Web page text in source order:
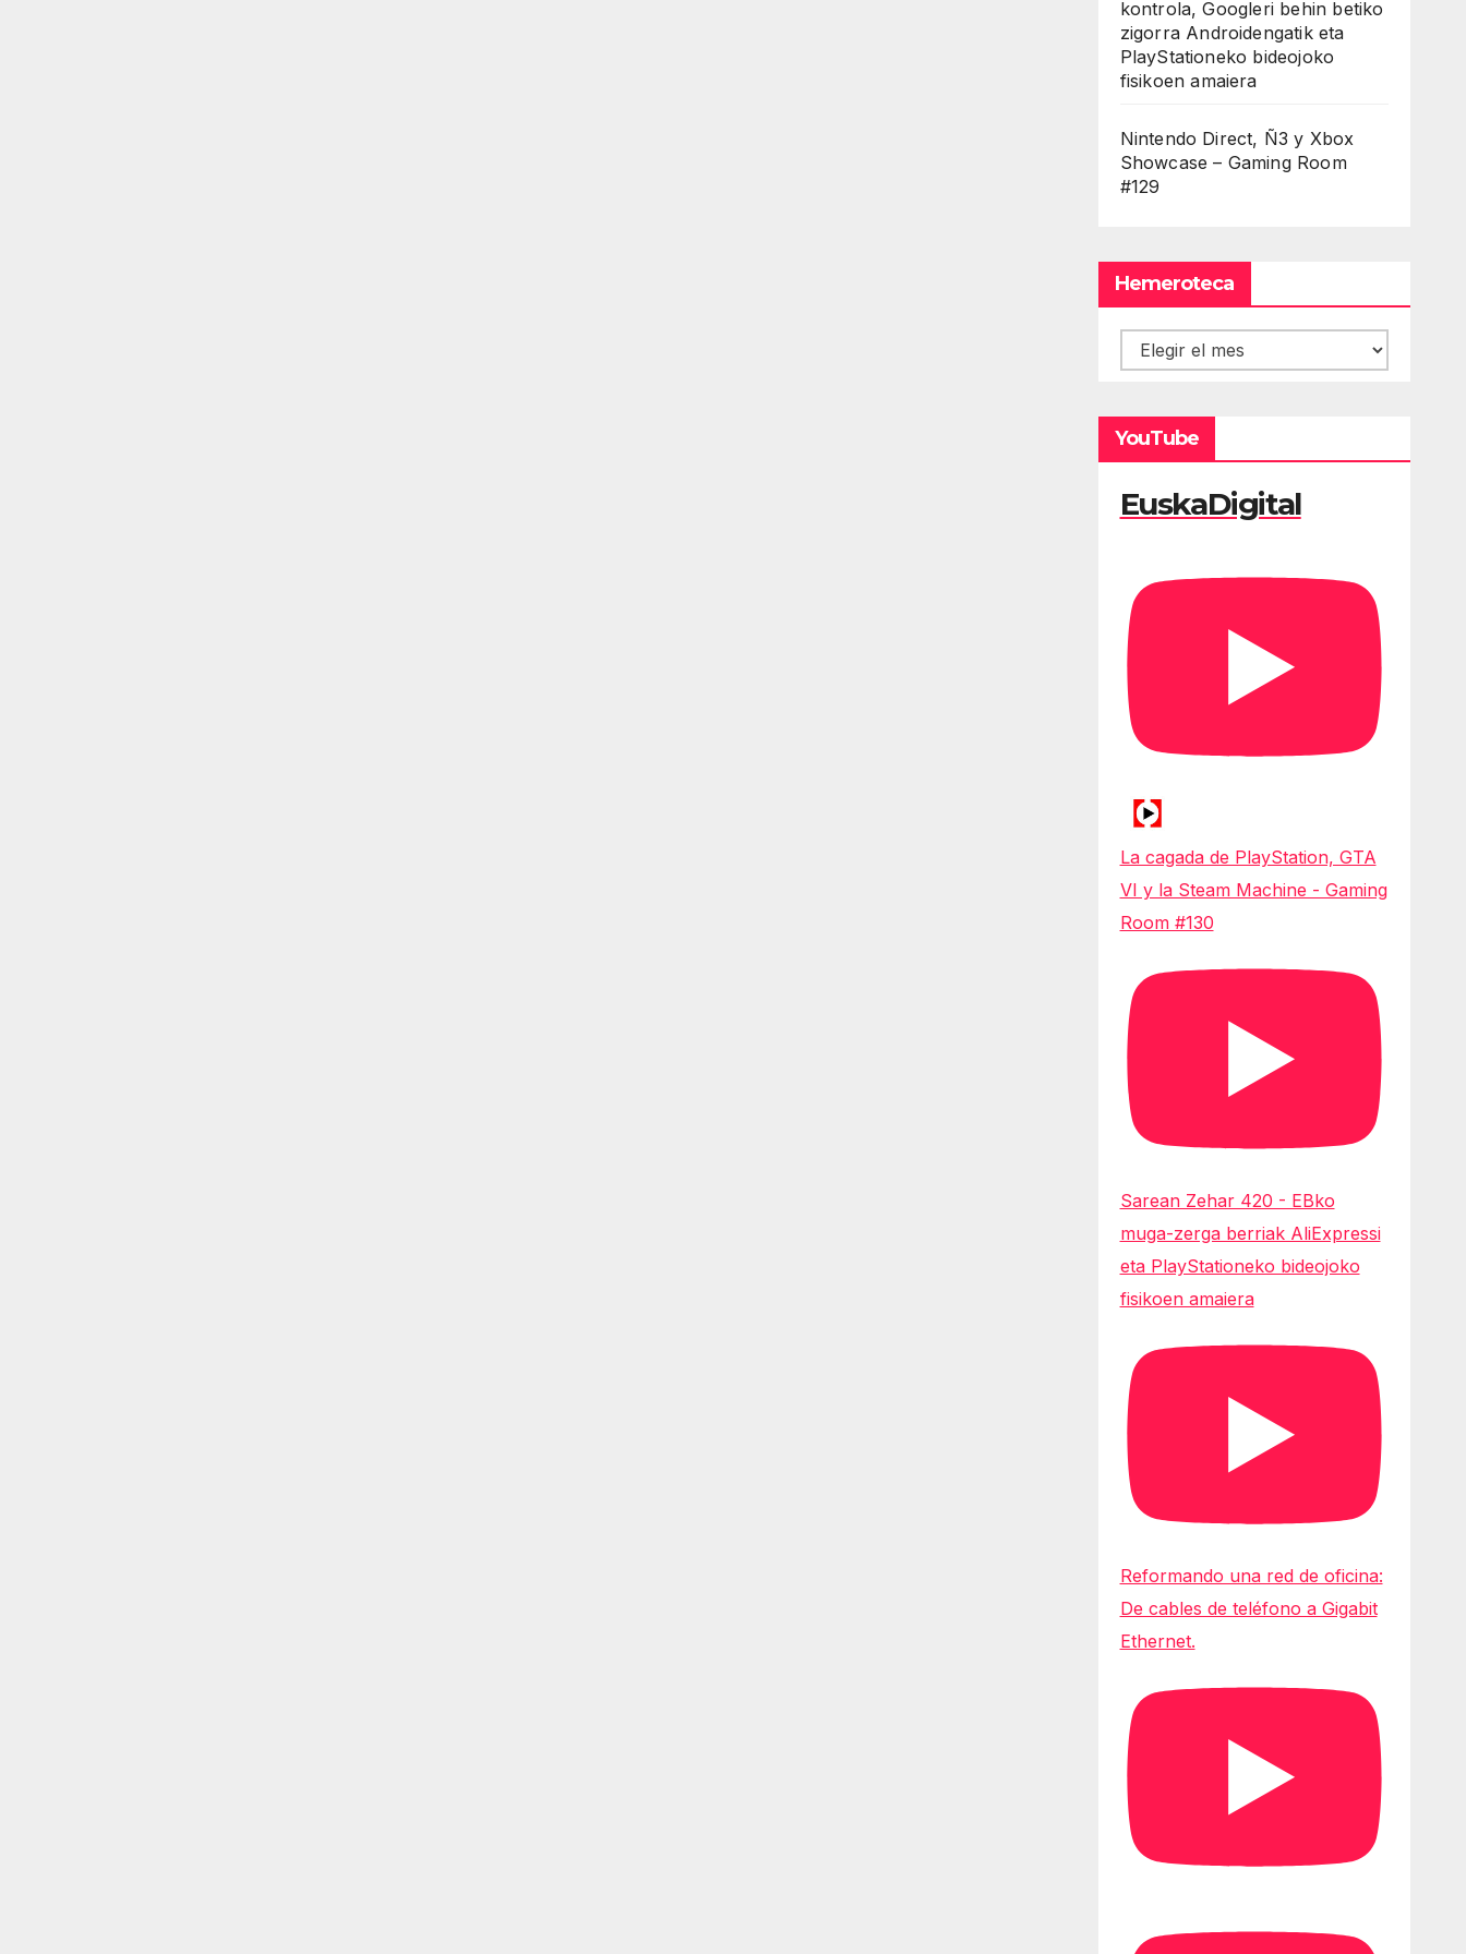
kontrola, Googleri behin betiko
zigorra Androidengatik eta
PlayStationeko bideojoko
fisikoen amaiera
Nintendo Direct, Ñ3 y Xbox
Showcase – Gaming Room
#129
Hemeroteca
Hemeroteca
YouTube
EuskaDigital
La cagada de PlayStation, GTA
VI y la Steam Machine - Gaming
Room #130
Sarean Zehar 420 - EBko
muga-zerga berriak AliExpressi
eta PlayStationeko bideojoko
fisikoen amaiera
Reformando una red de oficina:
De cables de teléfono a Gigabit
Ethernet.